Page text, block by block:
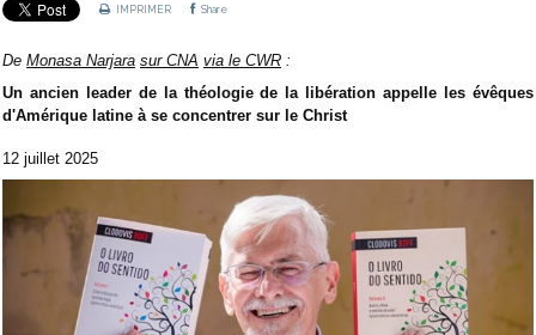
IMPRIMER Share
De Monasa Narjara sur CNA via le CWR :
Un ancien leader de la théologie de la libération appelle les évêques
d'Amérique latine à se concentrer sur le Christ
12 juillet 2025